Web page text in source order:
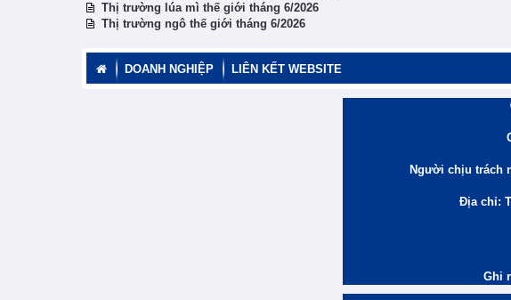
Thị trường lúa mì thế giới tháng 6/2026
Thị trường ngô thế giới tháng 6/2026
DOANH NGHIỆP LIÊN KẾT WEBSITE
Người chịu trách
Địa chỉ:
Ghi